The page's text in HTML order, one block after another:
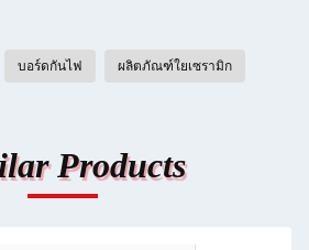
บอร์ดกันไฟ ผลิตภัณฑ์ใยเซรามิก
Products